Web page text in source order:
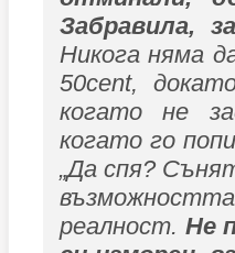
Забравила,
Никога няма
50cent,
когато не
когато го
„Да спя?
реалност. Не